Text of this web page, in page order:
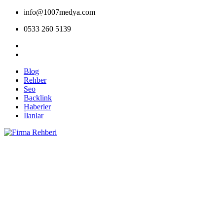
info@1007medya.com
0533 260 5139
Blog
Rehber
Seo
Backlink
Haberler
İlanlar